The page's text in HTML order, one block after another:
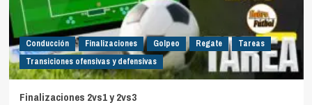
Conducción Finalizaciones Golpeo Regate
Tareas
Transiciones ofensivas y defensivas
Finalizaciones 2vs1 y 2vs3